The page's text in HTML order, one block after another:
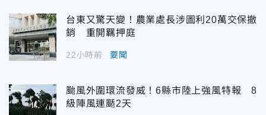
台東又驚天變！農業處長涉圖利20萬交保撤
銷 重開羈押庭
22小時前 要聞
颱風外圍環流發威！6縣市陸上強風特報 8
級陣風連颳2天